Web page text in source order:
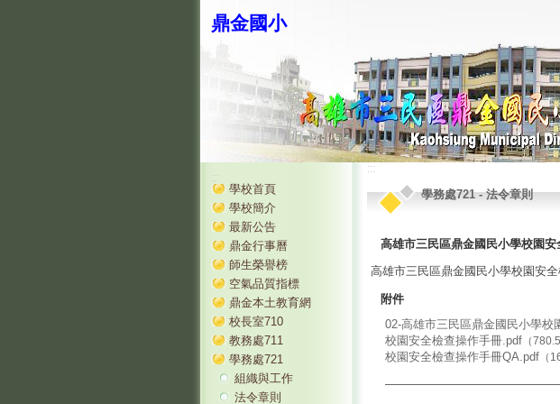
鼎金國小
:::
學校首頁
學校簡介
最新公告
鼎金行事曆
師生榮譽榜
空氣品質指標
鼎金本土教育網
校長室710
教務處711
學務處721
組織與工作
法令章則
:::
學務處721-法令章則
高雄市三民區鼎金國民小學校園安
高雄市三民區鼎金國民小學校園安
附件
02-高雄市三民區鼎金國民小學校
校園安全檢查操作手冊.pdf （
校園安全檢查操作手冊QA.pdf （